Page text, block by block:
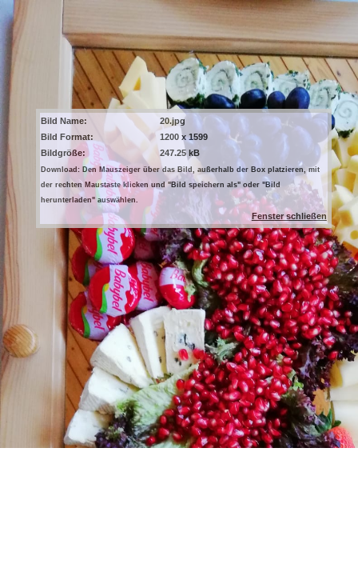
Bild Name:
20.jpg
Bild Format:
1200 x 1599
Bildgröße:
247.25 kB
Download: Den Mauszeiger über das Bild, außerhalb der Box platzieren, mit
der rechten Maustaste klicken und "Bild speichern als" oder "Bild
herunterladen" auswählen.
Fenster schließen